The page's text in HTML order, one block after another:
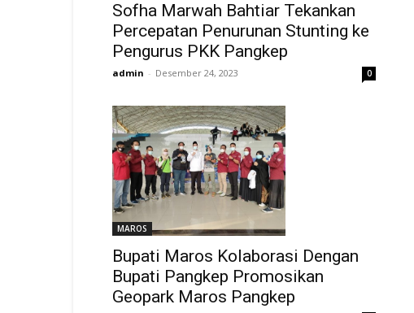
Sofha Marwah Bahtiar Tekankan
Percepatan Penurunan Stunting ke
Pengurus PKK Pangkep
admin - Desember 24, 2023 0
MAROS
Bupati Maros Kolaborasi Dengan
Bupati Pangkep Promosikan
Geopark Maros Pangkep